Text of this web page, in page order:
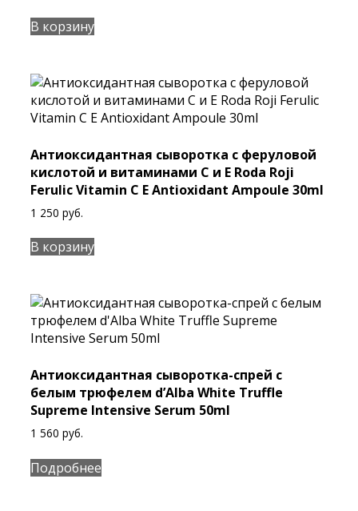
В корзину
Антиоксидантная сыворотка с феруловой
кислотой и витаминами С и Е Roda Roji
Ferulic Vitamin C E Antioxidant Ampoule 30ml
1 250 руб.
В корзину
Антиоксидантная сыворотка-спрей с
белым трюфелем d’Alba White Truffle
Supreme Intensive Serum 50ml
1 560 руб.
Подробнее